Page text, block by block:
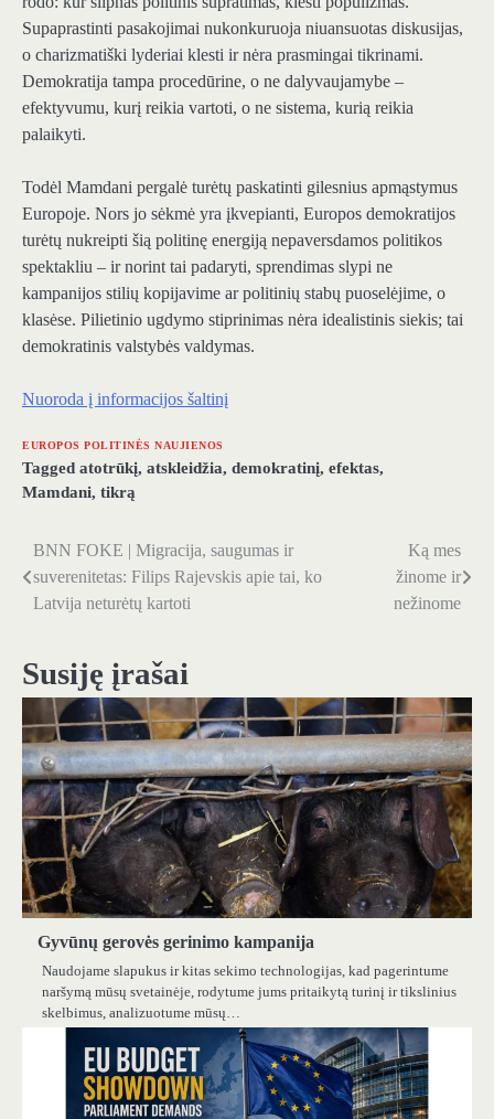
Supaprastinti pasakojimai nukonkuruoja niuansuotas diskusijas,
o charizmatiški lyderiai klesti ir nėra prasmingai tikrinami.
Demokratija tampa procedūrine, o ne dalyvaujamybe –
efektyvumu, kurį reikia vartoti, o ne sistema, kurią reikia
palaikyti.
Todėl Mamdani pergalė turėtų paskatinti gilesnius apmąstymus
Europoje. Nors jo sėkmė yra įkvepianti, Europos demokratijos
turėtų nukreipti šią politinę energiją nepaversdamos politikos
spektakliu – ir norint tai padaryti, sprendimas slypi ne
kampanijos stilių kopijavime ar politinių stabų puoselėjime, o
klasėse. Pilietinio ugdymo stiprinimas nėra idealistinis siekis; tai
demokratinis valstybės valdymas.
Nuoroda į informacijos šaltinį
EUROPOS POLITINĖS NAUJIENOS
Tagged atotrūkį, atskleidžia, demokratinį, efektas,
Mamdani, tikrą
Navigacija
tarp
BNN FOKE | Migracija, saugumas ir
suverenitetas: Filips Rajevskis apie tai, ko
Latvija neturėtų kartoti
Ką mes
žinome ir
nežinome
Susiję įrašai
Gyvūnų gerovės gerinimo kampanija
Naudojame slapukus ir kitas sekimo technologijas, kad pagerintume
naršymą mūsų svetainėje, rodytume jums pritaikytą turinį ir tikslinius
skelbimus, analizuotume mūsų…